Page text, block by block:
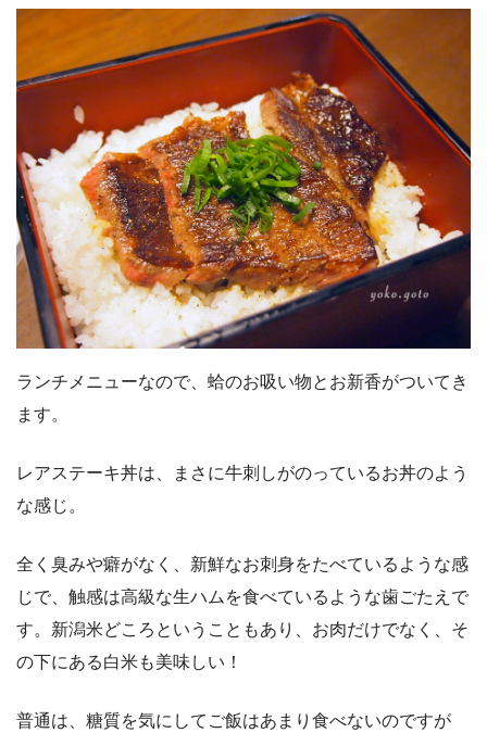
ランチメニューなので、蛤のお吸い物とお新香がついてき
ます。
レアステーキ丼は、まさに牛刺しがのっているお丼のよう
な感じ。
全く臭みや癖がなく、新鮮なお刺身をたべているような感
じで、触感は高級な生ハムを食べているような歯ごたえで
す。新潟米どころということもあり、お肉だけでなく、そ
の下にある白米も美味しい！
普通は、糖質を気にしてご飯はあまり食べないのですが